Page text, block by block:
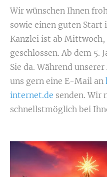
Wir wünschen Ihnen
sowie einen guten Start
Kanzlei ist ab Mittwoch,
geschlossen. Ab dem 5.
Sie da. Während unserer
uns gern eine E-Mail an
internet.de senden. Wir
schnellstmöglich bei